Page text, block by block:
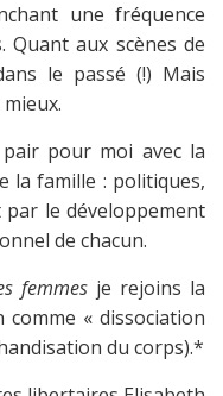
une fréquence
Quant aux scènes de
le passé (!) Mais
pour moi avec la
la famille : politiques,
le développement
de chacun.
femmes je rejoins la
« dissociation
du corps).*